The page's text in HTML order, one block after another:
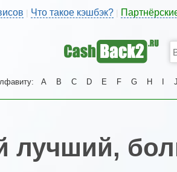
| Что такое кэшбэк?
A B C D E F G H
лучший,